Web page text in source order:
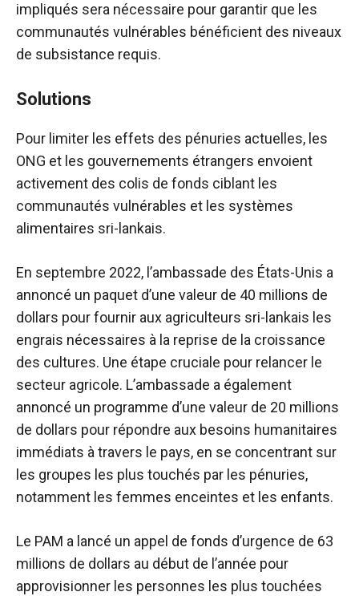
impliqués sera nécessaire pour garantir que les
communautés vulnérables bénéficient des niveaux
de subsistance requis.
Solutions
Pour limiter les effets des pénuries actuelles, les
ONG et les gouvernements étrangers envoient
activement des colis de fonds ciblant les
communautés vulnérables et les systèmes
alimentaires sri-lankais.
En septembre 2022, l’ambassade des États-Unis a
annoncé un paquet d’une valeur de 40 millions de
dollars pour fournir aux agriculteurs sri-lankais les
engrais nécessaires à la reprise de la croissance
des cultures. Une étape cruciale pour relancer le
secteur agricole. L’ambassade a également
annoncé un programme d’une valeur de 20 millions
de dollars pour répondre aux besoins humanitaires
immédiats à travers le pays, en se concentrant sur
les groupes les plus touchés par les pénuries,
notamment les femmes enceintes et les enfants.
Le PAM a lancé un appel de fonds d’urgence de 63
millions de dollars au début de l’année pour
approvisionner les personnes les plus touchées